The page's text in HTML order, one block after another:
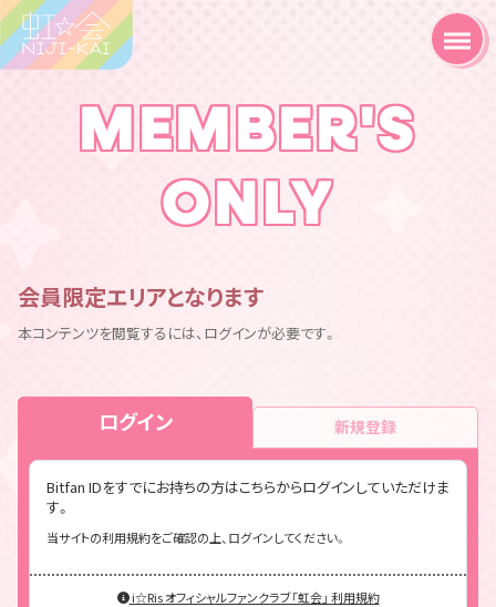
MEMBER'S
ONLY
会員限定エリアとなります
本コンテンツを閲覧するには、ログインが必要です。
ログイン 新規登録
Bitfan IDをすでにお持ちの方はこちらからログインしていただけま
す。
当サイトの利用規約をご確認の上、ログインしてください。
i☆Ris オフィシャルファンクラブ「虹会」 利用規約